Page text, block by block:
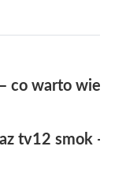
co warto
tv12 smok —